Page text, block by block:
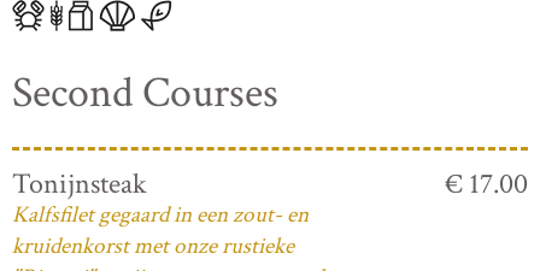
Second Courses
Tonijnsteak
Kalfsfilet gegaard in een zout- en
kruidenkorst met onze rustieke
€ 17.00